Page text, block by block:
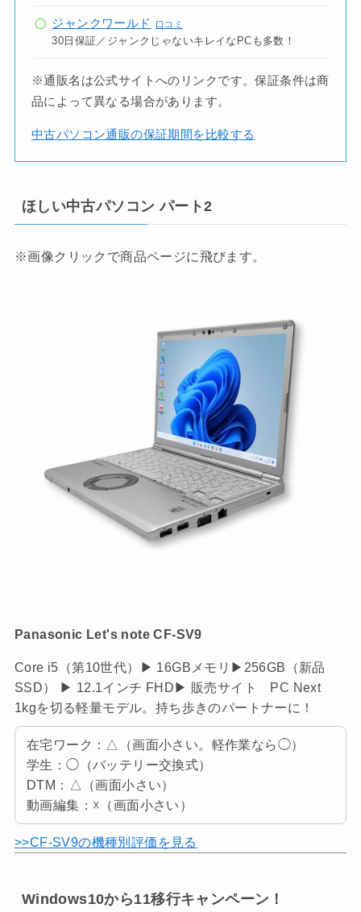
ジャンクワールド 口コミ
30日保証／ジャンクじゃないキレイなPCも多数！
※通販名は公式サイトへのリンクです。保証条件は商
品によって異なる場合があります。
中古パソコン通販の保証期間を比較する
ほしい中古パソコン パート2
※画像クリックで商品ページに飛びます。
Panasonic Let's note CF-SV9
Core i5（第10世代）▶ 16GBメモリ▶256GB（新品
SSD） ▶ 12.1インチ FHD▶ 販売サイト PC Next
1kgを切る軽量モデル。持ち歩きのパートナーに！
在宅ワーク：△（画面小さい。軽作業なら◯）
学生：◯（バッテリー交換式）
DTM：△（画面小さい）
動画編集：☓（画面小さい）
>>CF-SV9の機種別評価を見る
Windows10から11移行キャンペーン！